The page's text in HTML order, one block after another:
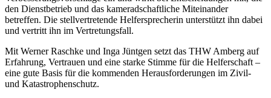
den Dienstbetrieb und das kameradschaftliche Miteinander
betreffen. Die stellvertretende Helfersprecherin unterstützt ihn dabei
und vertritt ihn im Vertretungsfall.
Mit Werner Raschke und Inga Jüntgen setzt das THW Amberg auf
Erfahrung, Vertrauen und eine starke Stimme für die Helferschaft –
eine gute Basis für die kommenden Herausforderungen im Zivil-
und Katastrophenschutz.